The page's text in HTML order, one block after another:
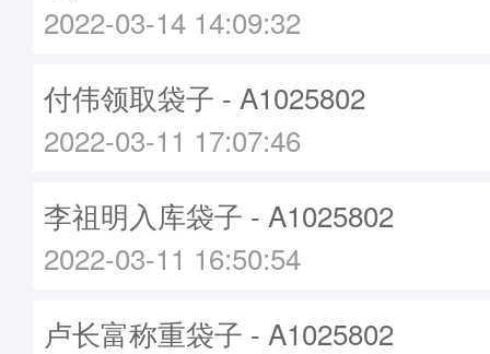
2022-03-14 14:09:32
付伟领取袋子 - A1025802
2022-03-11 17:07:46
李祖明入库袋子 - A1025802
2022-03-11 16:50:54
卢长富称重袋子 - A1025802